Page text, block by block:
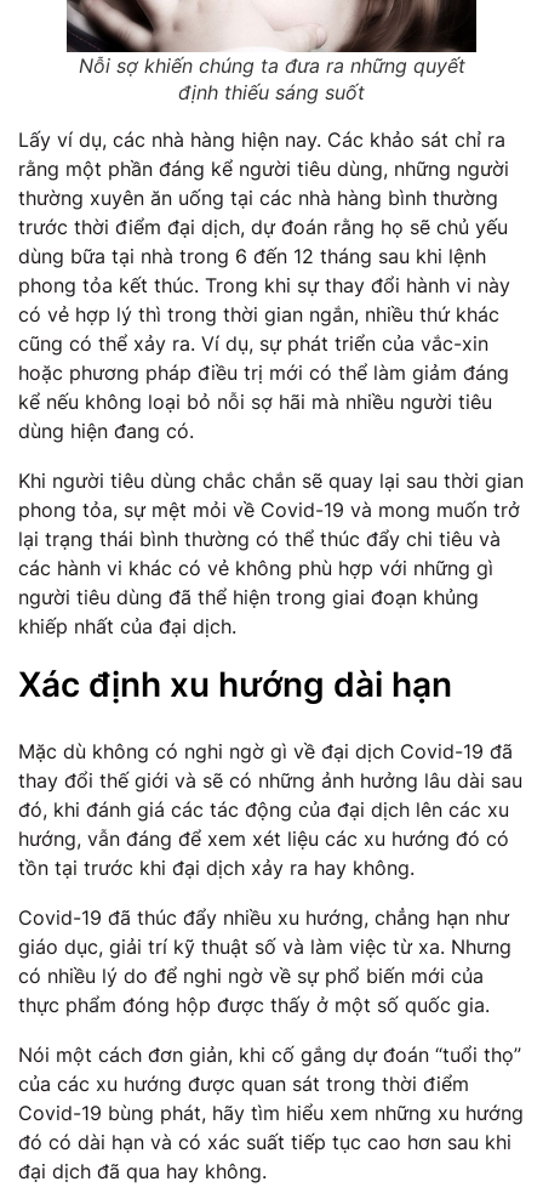
Nỗi sợ khiến chúng ta đưa ra những quyết
định thiếu sáng suốt
Lấy ví dụ, các nhà hàng hiện nay. Các khảo sát chỉ ra
rằng một phần đáng kể người tiêu dùng, những người
thường xuyên ăn uống tại các nhà hàng bình thường
trước thời điểm đại dịch, dự đoán rằng họ sẽ chủ yếu
dùng bữa tại nhà trong 6 đến 12 tháng sau khi lệnh
phong tỏa kết thúc. Trong khi sự thay đổi hành vi này
có vẻ hợp lý thì trong thời gian ngắn, nhiều thứ khác
cũng có thể xảy ra. Ví dụ, sự phát triển của vắc-xin
hoặc phương pháp điều trị mới có thể làm giảm đáng
kể nếu không loại bỏ nỗi sợ hãi mà nhiều người tiêu
dùng hiện đang có.
Khi người tiêu dùng chắc chắn sẽ quay lại sau thời gian
phong tỏa, sự mệt mỏi về Covid-19 và mong muốn trở
lại trạng thái bình thường có thể thúc đẩy chi tiêu và
các hành vi khác có vẻ không phù hợp với những gì
người tiêu dùng đã thể hiện trong giai đoạn khủng
khiếp nhất của đại dịch.
Xác định xu hướng dài hạn
Mặc dù không có nghi ngờ gì về đại dịch Covid-19 đã
thay đổi thế giới và sẽ có những ảnh hưởng lâu dài sau
đó, khi đánh giá các tác động của đại dịch lên các xu
hướng, vẫn đáng để xem xét liệu các xu hướng đó có
tồn tại trước khi đại dịch xảy ra hay không.
Covid-19 đã thúc đẩy nhiều xu hướng, chẳng hạn như
giáo dục, giải trí kỹ thuật số và làm việc từ xa. Nhưng
có nhiều lý do để nghi ngờ về sự phổ biến mới của
thực phẩm đóng hộp được thấy ở một số quốc gia.
Nói một cách đơn giản, khi cố gắng dự đoán “tuổi thọ”
của các xu hướng được quan sát trong thời điểm
Covid-19 bùng phát, hãy tìm hiểu xem những xu hướng
đó có dài hạn và có xác suất tiếp tục cao hơn sau khi
đại dịch đã qua hay không.